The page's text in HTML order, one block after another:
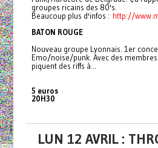
groupes ricains des 80's.
Beaucoup plus d'infos : http://
BATON ROUGE
Nouveau groupe Lyonnais. 1er
Emo/noise/punk. Avec des
piquent des riffs à...
5 euros
20H30
LUN 12 AVRIL :